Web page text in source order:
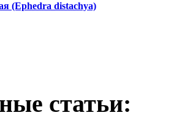
(Ephedra distachya)
статьи: